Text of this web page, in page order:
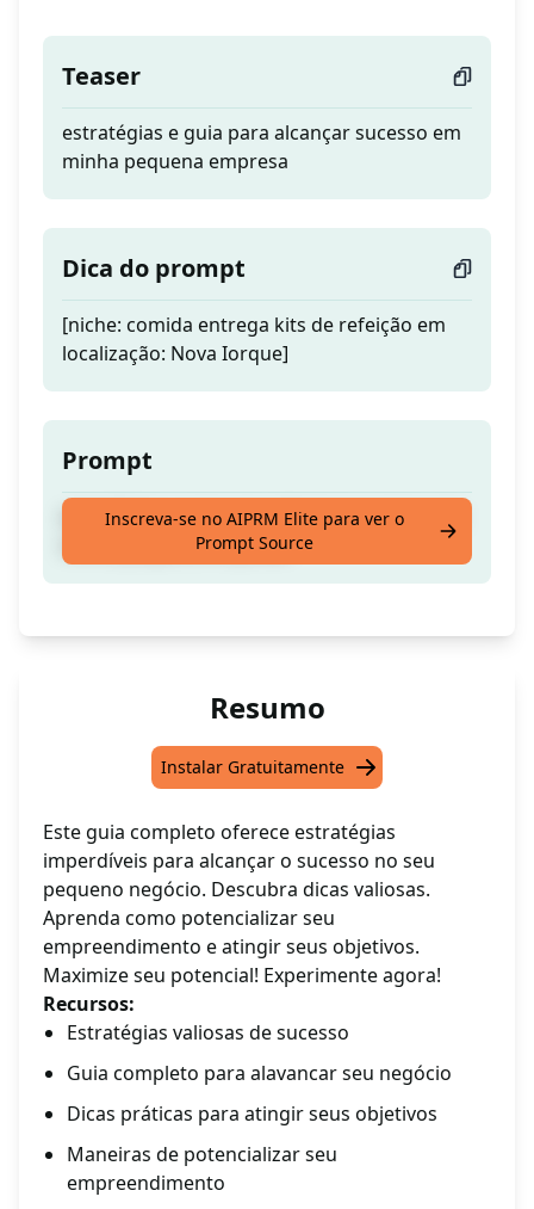
Teaser
estratégias e guia para alcançar sucesso em
minha pequena empresa
Dica do prompt
[niche: comida entrega kits de refeição em
localização: Nova Iorque]
Prompt
estratégias e guia para alcançar sucesso em
minha pequena empresa
Inscreva-se no AIPRM Elite para ver o
Prompt Source
Resumo
Instalar Gratuitamente
Este guia completo oferece estratégias
imperdíveis para alcançar o sucesso no seu
pequeno negócio. Descubra dicas valiosas.
Aprenda como potencializar seu
empreendimento e atingir seus objetivos.
Maximize seu potencial! Experimente agora!
Recursos:
Estratégias valiosas de sucesso
Guia completo para alavancar seu negócio
Dicas práticas para atingir seus objetivos
Maneiras de potencializar seu
empreendimento